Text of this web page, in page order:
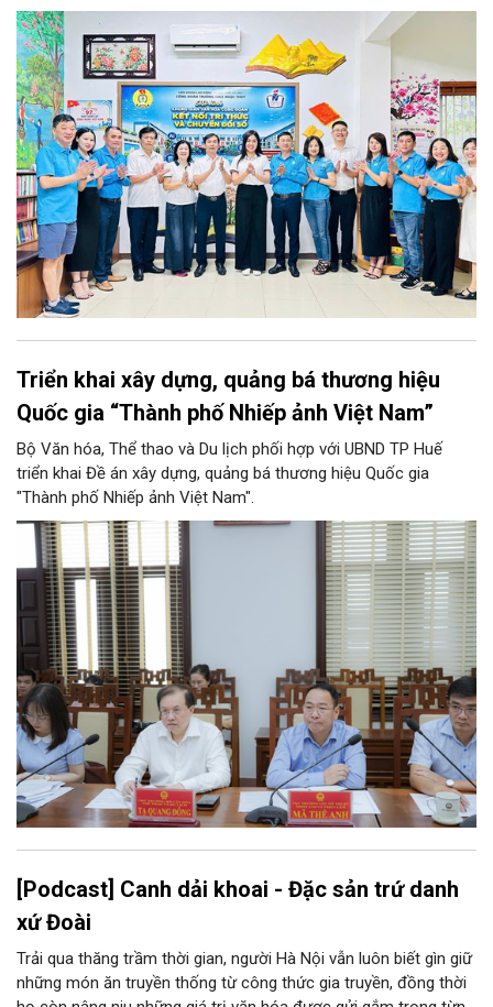
đoàn Trường Tiểu học Ái Mộ B tổ chức Lễ ra mắt Mô hình
“Không gian văn hóa công đoàn”.
Triển khai xây dựng, quảng bá thương hiệu
Quốc gia “Thành phố Nhiếp ảnh Việt Nam”
Bộ Văn hóa, Thể thao và Du lịch phối hợp với UBND TP Huế
triển khai Đề án xây dựng, quảng bá thương hiệu Quốc gia
"Thành phố Nhiếp ảnh Việt Nam".
[Podcast] Canh dải khoai - Đặc sản trứ danh
xứ Đoài
Trải qua thăng trầm thời gian, người Hà Nội vẫn luôn biết gìn giữ
những món ăn truyền thống từ công thức gia truyền, đồng thời